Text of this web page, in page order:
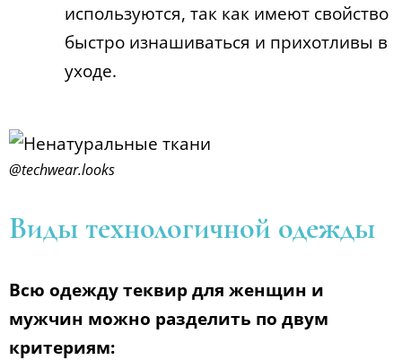
используются, так как имеют свойство
быстро изнашиваться и прихотливы в
уходе.
@techwear.looks
Виды технологичной одежды
Всю одежду теквир для женщин и
мужчин можно разделить по двум
критериям: